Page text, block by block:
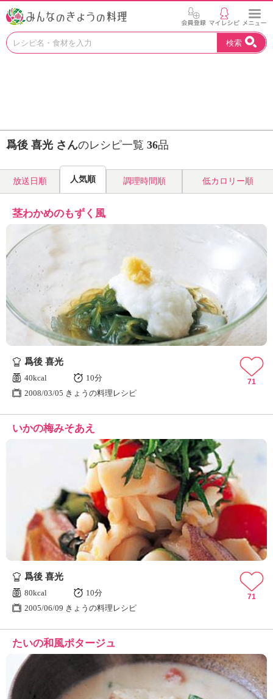
お
見
つ
よ
う
H
デ
ュ
ケ
シ
ョ
ナ
ん
の
ょ
う
の
料
理
」
検索
爲後 喜光 さんのレシピ一覧 36品
放送日順 人気順 調理時間順 低カロリー順
茎わかめのもずく風
爲後 喜光
40kcal
10分
2008/03/05 きょうの料理レシピ
71
いかの梅みそあえ
爲後 喜光
80kcal
10分
2005/06/09 きょうの料理レシピ
71
たいの和風ポタージュ